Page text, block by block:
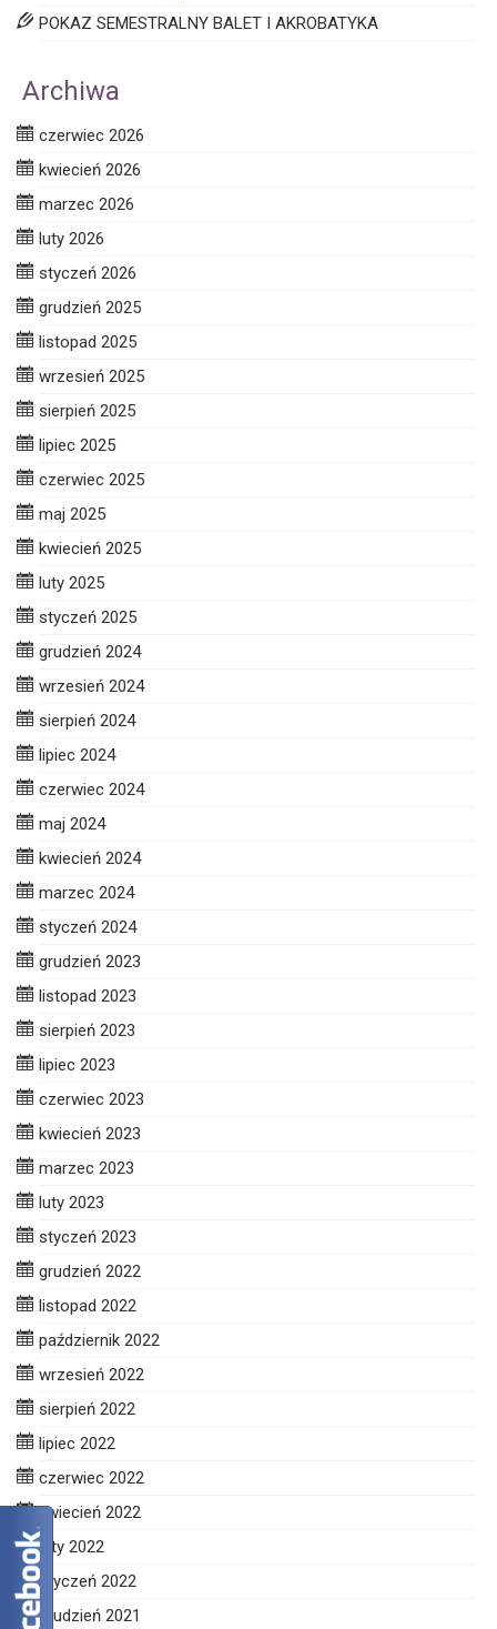
POKAZ SEMESTRALNY BALET I AKROBATYKA
Archiwa
czerwiec 2026
kwiecień 2026
marzec 2026
luty 2026
styczeń 2026
grudzień 2025
listopad 2025
wrzesień 2025
sierpień 2025
lipiec 2025
czerwiec 2025
maj 2025
kwiecień 2025
luty 2025
styczeń 2025
grudzień 2024
wrzesień 2024
sierpień 2024
lipiec 2024
czerwiec 2024
maj 2024
kwiecień 2024
marzec 2024
styczeń 2024
grudzień 2023
listopad 2023
sierpień 2023
lipiec 2023
czerwiec 2023
kwiecień 2023
marzec 2023
luty 2023
styczeń 2023
grudzień 2022
listopad 2022
październik 2022
wrzesień 2022
sierpień 2022
lipiec 2022
czerwiec 2022
kwiecień 2022
luty 2022
styczeń 2022
grudzień 2021